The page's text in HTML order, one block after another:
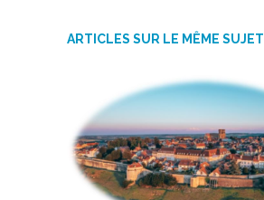
ARTICLES SUR LE MÊME SUJET